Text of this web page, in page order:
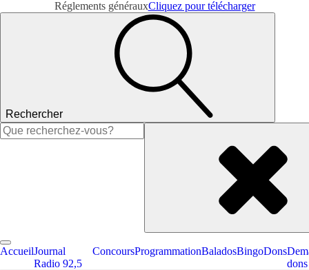
Réglements générauxCliquez pour télécharger
Rechercher
Rechercher :
AccueilJournal
Radio 92,5
ConcoursProgrammationBaladosBingoDons
dons